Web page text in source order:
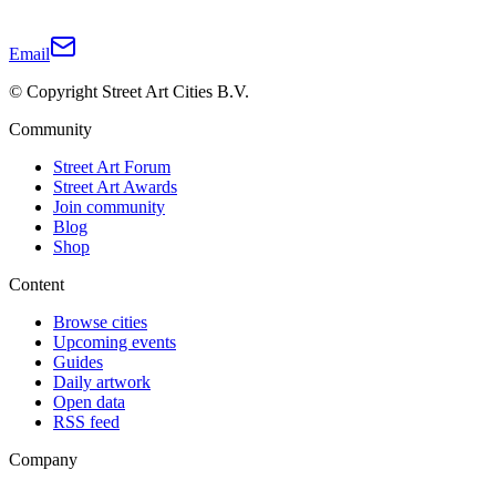
Email
© Copyright Street Art Cities B.V.
Community
Street Art Forum
Street Art Awards
Join community
Blog
Shop
Content
Browse cities
Upcoming events
Guides
Daily artwork
Open data
RSS feed
Company